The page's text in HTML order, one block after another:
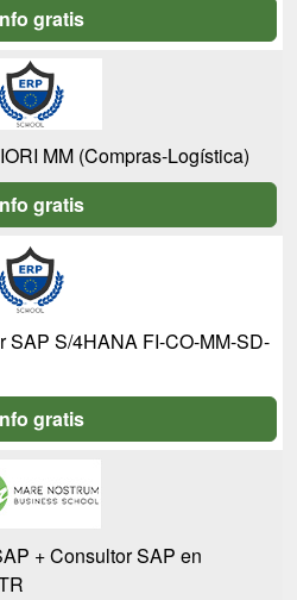
gratis
MM (Compras-Logística)
gratis
SAP S/4HANA FI-CO-MM-SD-
gratis
+ Consultor SAP en